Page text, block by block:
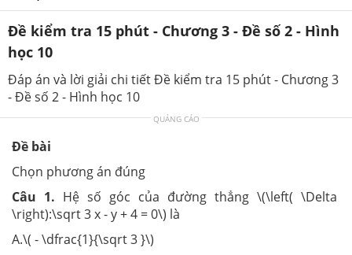
Đề kiểm tra 15 phút - Chương 3 - Đề số 2 - Hình
học 10
Đáp án và lời giải chi tiết Đề kiểm tra 15 phút - Chương 3
- Đề số 2 - Hình học 10
QUẢNG CÁO
Đề bài
Chọn phương án đúng
Câu 1. Hệ số góc của đường thẳng \(\left( \Delta
\right):\sqrt 3 x - y + 4 = 0\) là
A.\( - \dfrac{1}{\sqrt 3 }\)